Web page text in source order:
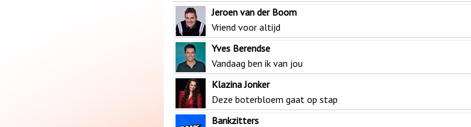
Jeroen van der Boom
Vriend voor altijd
Yves Berendse
Vandaag ben ik van jou
Klazina Jonker
Deze boterbloem gaat op stap
Bankzitters